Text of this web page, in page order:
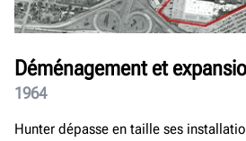
Déménagement et
1964
Hunter dépasse en taille ses